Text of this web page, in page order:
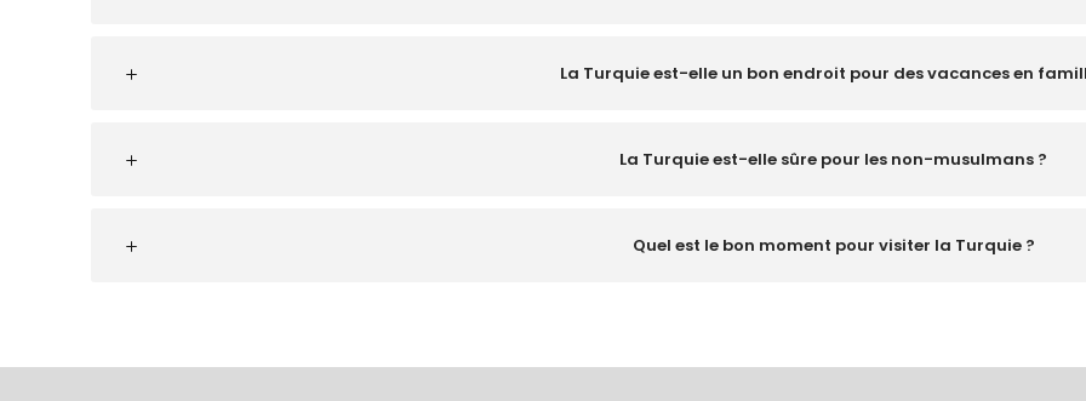
La Turquie est-elle un bon endroit pour des vacances en
La Turquie est-elle sûre pour les non-musulmans ?
Quel est le bon moment pour visiter la Turquie ?